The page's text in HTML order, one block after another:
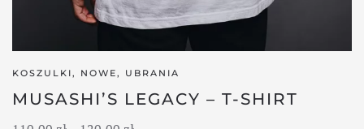
KOSZULKI, NOWE, UBRANIA
MUSASHI’S LEGACY – T-SHIRT